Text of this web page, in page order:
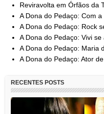
Reviravolta em Órfãos da
A Dona do Pedaço: Com a
A Dona do Pedaço: Rock
A Dona do Pedaço: Vivi se
A Dona do Pedaço: Maria
A Dona do Pedaço: Ator
RECENTES POSTS